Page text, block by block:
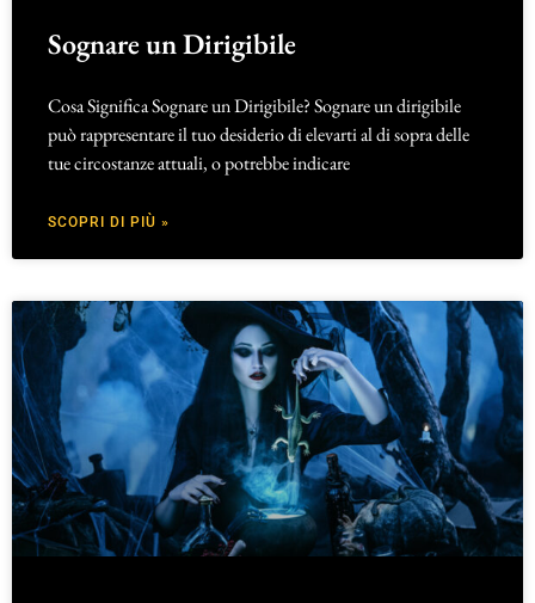
Sognare un Dirigibile
Cosa Significa Sognare un Dirigibile? Sognare un dirigibile
può rappresentare il tuo desiderio di elevarti al di sopra delle
tue circostanze attuali, o potrebbe indicare
SCOPRI DI PIÙ »